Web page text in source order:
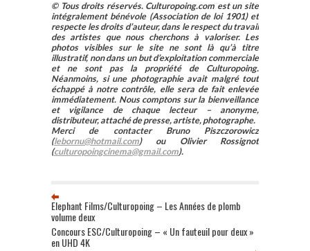
© Tous droits réservés. Culturopoing.com est un site
intégralement bénévole (Association de loi 1901) et
respecte les droits d’auteur, dans le respect du travail
des artistes que nous cherchons à valoriser. Les
photos visibles sur le site ne sont là qu’à titre
illustratif, non dans un but d’exploitation commerciale
et ne sont pas la propriété de Culturopoing.
Néanmoins, si une photographie avait malgré tout
échappé à notre contrôle, elle sera de fait enlevée
immédiatement. Nous comptons sur la bienveillance
et vigilance de chaque lecteur – anonyme,
distributeur, attaché de presse, artiste, photographe.
Merci de contacter Bruno Piszczorowicz
(lebornu@hotmail.com) ou Olivier Rossignot
(culturopoingcinema@gmail.com).
Elephant Films/Culturopoing – Les Années de plomb
volume deux
Concours ESC/Culturopoing – « Un fauteuil pour deux »
en UHD 4K